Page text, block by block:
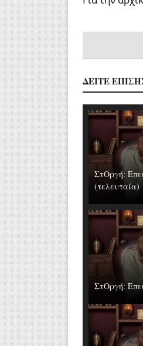
ΔΕΙΤΕ
ΣτΟργή:
(τελευταία)
ΣτΟργή: